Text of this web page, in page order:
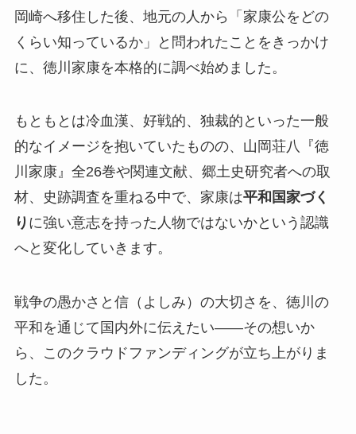
岡崎へ移住した後、地元の人から「家康公をどの
くらい知っているか」と問われたことをきっかけ
に、徳川家康を本格的に調べ始めました。
もともとは冷血漢、好戦的、独裁的といった一般
的なイメージを抱いていたものの、山岡荘八『徳
川家康』全26巻や関連文献、郷土史研究者への取
材、史跡調査を重ねる中で、家康は平和国家づく
り に強い意志を持った人物ではないかという認識
へと変化していきます。
戦争の愚かさと信（よしみ）の大切さを、徳川の
平和を通じて国内外に伝えたい――その想いか
ら、このクラウドファンディングが立ち上がりま
した。